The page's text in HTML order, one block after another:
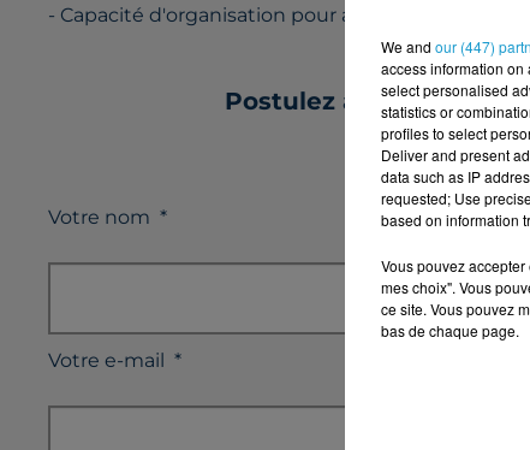
- Capacité d'organisation pour assurer un tri
Postulez à l'offre :
Votre nom *
Votre e-mail *
We and our (447)
access information on
select personalised
statistics or
profiles to select
Deliver and present
data such as IP
requested; Use
based on information
Vous pouvez
mes choix". Vous
ce site. Vous pouvez
bas de chaque page.